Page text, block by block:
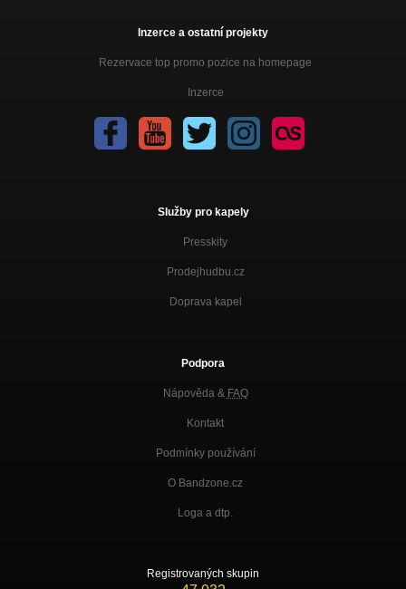
Inzerce a ostatní projekty
Rezervace top promo pozice na homepage
Inzerce
Služby pro kapely
Presskity
Prodejhudbu.cz
Doprava kapel
Podpora
Nápověda & FAQ
Kontakt
Podmínky používání
O Bandzone.cz
Loga a dtp.
Registrovaných skupin